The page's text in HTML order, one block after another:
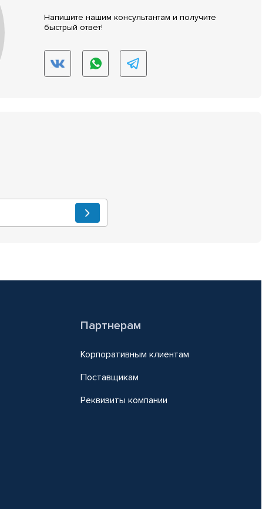
Напишите нашим консультантам и получите
быстрый ответ!
Партнерам
Корпоративным клиентам
Поставщикам
Реквизиты компании